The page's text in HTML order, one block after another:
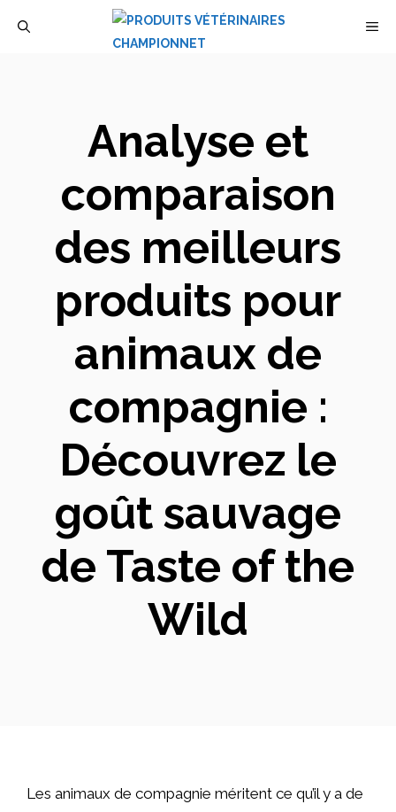
Analyse et
comparaison
des meilleurs
produits pour
animaux de
compagnie :
Découvrez le
goût sauvage
de Taste of the
Wild
Les animaux de compagnie méritent ce qu’il y a de